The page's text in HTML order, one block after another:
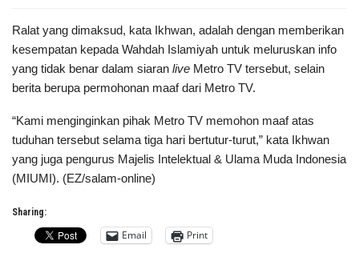
Ralat yang dimaksud, kata Ikhwan, adalah dengan memberikan
kesempatan kepada Wahdah Islamiyah untuk meluruskan info
yang tidak benar dalam siaran live Metro TV tersebut, selain
berita berupa permohonan maaf dari Metro TV.
“Kami menginginkan pihak Metro TV memohon maaf atas
tuduhan tersebut selama tiga hari bertutur-turut,” kata Ikhwan
yang juga pengurus Majelis Intelektual & Ulama Muda Indonesia
(MIUMI). (EZ/salam-online)
Sharing:
Email Print